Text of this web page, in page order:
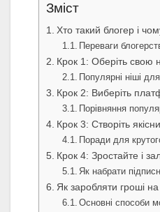
Зміст
Хто такий блогер і
Переваги
Крок 1: Оберіть свою
Популярні ніші
Крок 2: Виберіть
Порівняння
Крок 3: Створіть
Поради для
Крок 4: Зростайте і
Як набрати
Як заробляти гроші на
Основні способи